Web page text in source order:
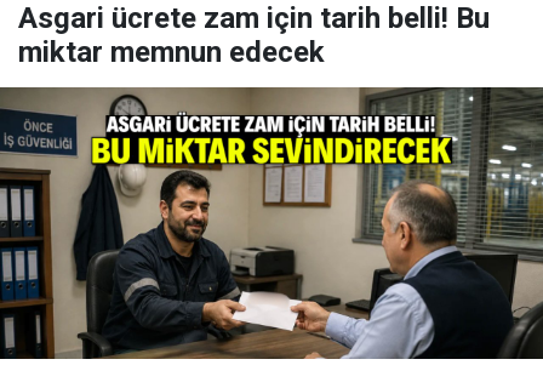
Asgari ücrete zam için tarih belli! Bu
miktar memnun edecek